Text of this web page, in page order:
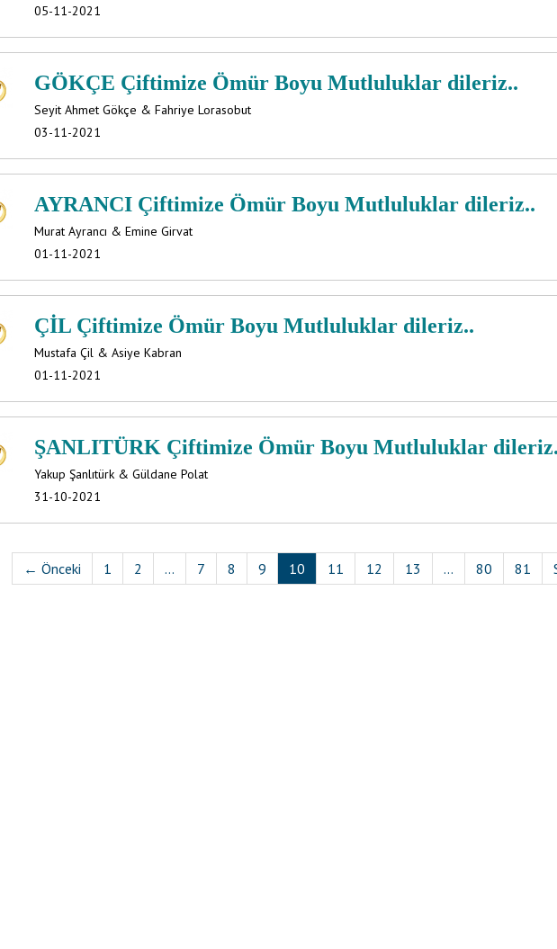
05-11-2021
GÖKÇE Çiftimize Ömür Boyu Mutluluklar dileriz..
Seyit Ahmet Gökçe & Fahriye Lorasobut
03-11-2021
AYRANCI Çiftimize Ömür Boyu Mutluluklar dileriz..
Murat Ayrancı & Emine Girvat
01-11-2021
ÇİL Çiftimize Ömür Boyu Mutluluklar dileriz..
Mustafa Çil & Asiye Kabran
01-11-2021
ŞANLITÜRK Çiftimize Ömür Boyu Mutluluklar
Yakup Şanlıtürk & Güldane Polat
31-10-2021
← Önceki 1 2 ... 7 8 9 10 11 12 13 ... 80 81